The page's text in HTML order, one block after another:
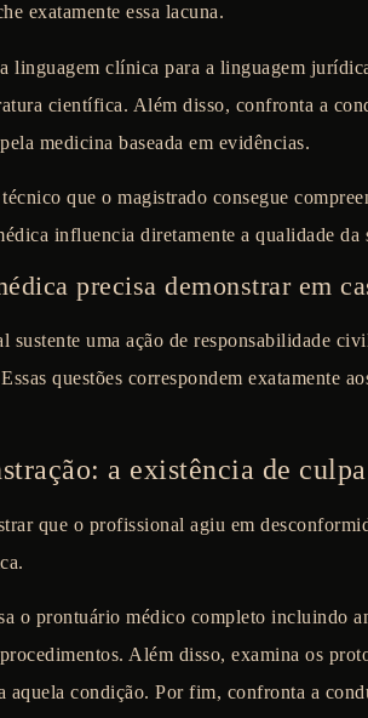
exatamente essa lacuna.
linguagem clínica para a linguagem
científica. Além disso, confronta a
medicina baseada em evidências.
que o magistrado consegue
influencia diretamente a qualidade da
precisa demonstrar em
sustente uma ação de responsabilidade
questões correspondem exatamente
a existência de
que o profissional agiu em
o prontuário médico completo incluindo
Além disso, examina os
aquela condição. Por fim, confronta a